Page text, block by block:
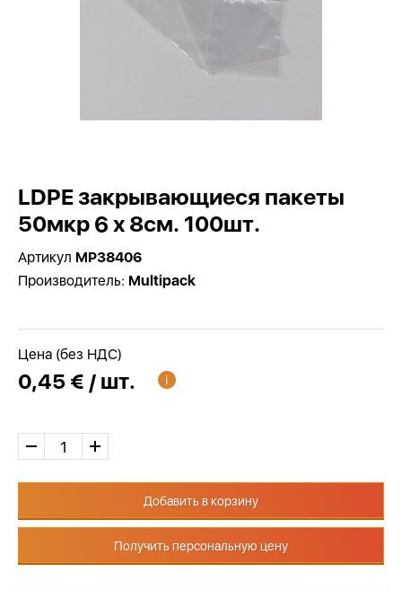
LDPE закрывающиеся пакеты
50мкр 6 x 8см. 100шт.
Артикул MP38406
Производитель: Multipack
Цена (без НДС)
0,45 € / шт.
Добавить в корзину
Получить персональную цену